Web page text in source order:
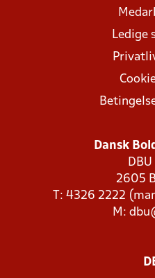
Ledige
Dansk
DBU
2605
T: 4326 2222
M: